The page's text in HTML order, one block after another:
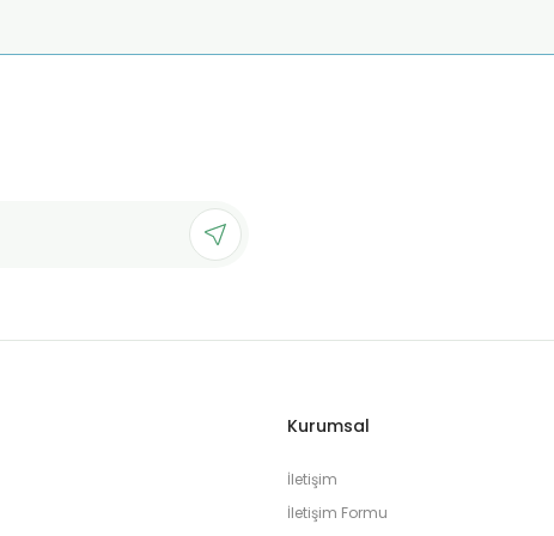
Kurumsal
İletişim
İletişim Formu